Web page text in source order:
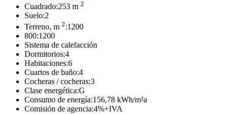
Cuadrado:253 m 2
Suelo:2
Terreno, m 2:1200
800:1200
Sistema de calefacción
Dormitorios:4
Habitaciones:6
Cuartos de baño:4
Cocheras / cocheras:3
Clase energética:G
Consumo de energía:156,78 kWh/m²a
Comisión de agencia:4%+IVA